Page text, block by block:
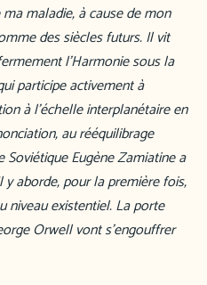
maladie, à cause de mon
des siècles futurs. Il vit
l’Harmonie sous la
participe activement à
à l’échelle interplanétaire en
au rééquilibrage
Soviétique Eugène Zamiatine a
aborde, pour la première fois,
niveau existentiel. La porte
Orwell vont s’engouffrer